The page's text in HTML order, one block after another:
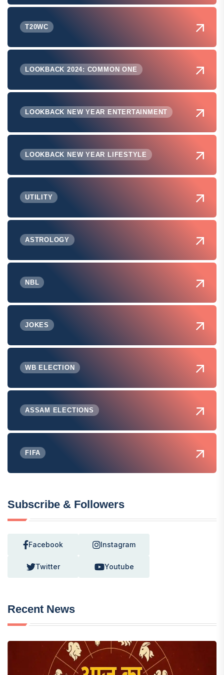
T20WC
LOOKBACK 2024: COMMON ONE
LOOKBACK NEW YEAR ENTERTAINMENT
LOOKBACK NEW YEAR LIFESTYLE
UTILITY
ASTROLOGY
NBL
JOKES
WB ELECTION
ASSAM ELECTIONS
FIFA
Subscribe & Followers
Facebook Instagram
Twitter Youtube
Recent News